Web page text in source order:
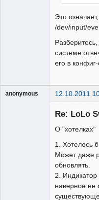
Это
/dev/input/
системе
его в
anonymous 12.10.2011
Re: LoLo
О "хотелках"
1. Хотелось
Может даже
обновлять.
2. Индикатор
наверное не